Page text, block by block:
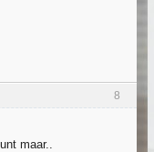
8
maar..